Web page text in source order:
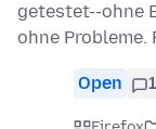
getestet--ohne
ohne Probleme.
Open 1